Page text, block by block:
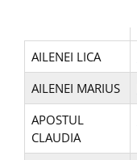
AILENEI LICA
AILENEI MARIUS
APOSTUL
CLAUDIA